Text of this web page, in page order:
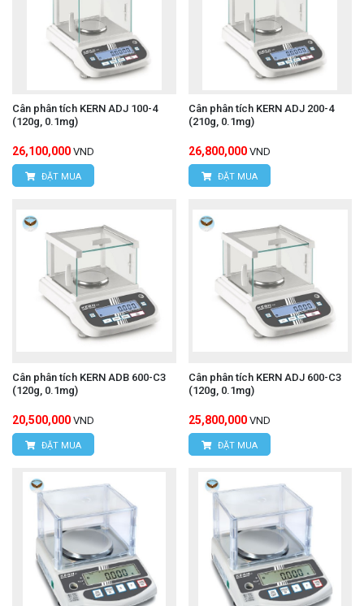
Cân phân tích KERN ADJ 100-4
(120g, 0.1mg)
26,100,000 VND
ĐẶT MUA
Cân phân tích KERN ADJ 200-4
(210g, 0.1mg)
26,800,000 VND
ĐẶT MUA
Cân phân tích KERN ADB 600-C3
(120g, 0.1mg)
20,500,000 VND
ĐẶT MUA
Cân phân tích KERN ADJ 600-C3
(120g, 0.1mg)
25,800,000 VND
ĐẶT MUA